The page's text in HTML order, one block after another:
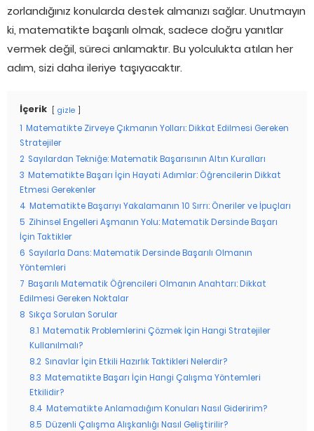
zorlandığınız konularda destek almanızı sağlar. Unutmayın
ki, matematikte başarılı olmak, sadece doğru yanıtlar
vermek değil, süreci anlamaktır. Bu yolculukta atılan her
adım, sizi daha ileriye taşıyacaktır.
İçerik gizle
1 Matematikte Zirveye Çıkmanın Yolları: Dikkat Edilmesi Gereken
Stratejiler
2 Sayılardan Tekniğe: Matematik Başarısının Altın Kuralları
3 Matematikte Başarı İçin Hayati Adımlar: Öğrencilerin Dikkat
Etmesi Gerekenler
4 Matematikte Başarıyı Yakalamanın 10 Sırrı: Öneriler ve İpuçları
5 Zihinsel Engelleri Aşmanın Yolu: Matematik Dersinde Başarı
İçin Taktikler
6 Sayılarla Dans: Matematik Dersinde Başarılı Olmanın
Yöntemleri
7 Başarılı Matematik Öğrencileri Olmanın Anahtarı: Dikkat
Edilmesi Gereken Noktalar
8 Sıkça Sorulan Sorular
8.1 Matematik Problemlerini Çözmek İçin Hangi Stratejiler
Kullanılmalı?
8.2 Sınavlar İçin Etkili Hazırlık Taktikleri Nelerdir?
8.3 Matematikte Başarı İçin Hangi Çalışma Yöntemleri
Etkilidir?
8.4 Matematikte Anlamadığım Konuları Nasıl Gideririm?
8.5 Düzenli Çalışma Alışkanlığı Nasıl Geliştirilir?